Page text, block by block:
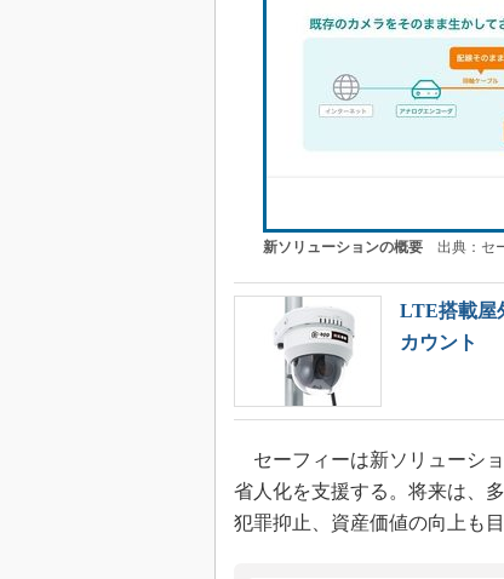
新ソリューションの概要出典：セー
LTE搭載屋
カウント
セーフィーは新ソリューシ
省人化を支援する。将来は、
犯罪抑止、資産価値の向上も目